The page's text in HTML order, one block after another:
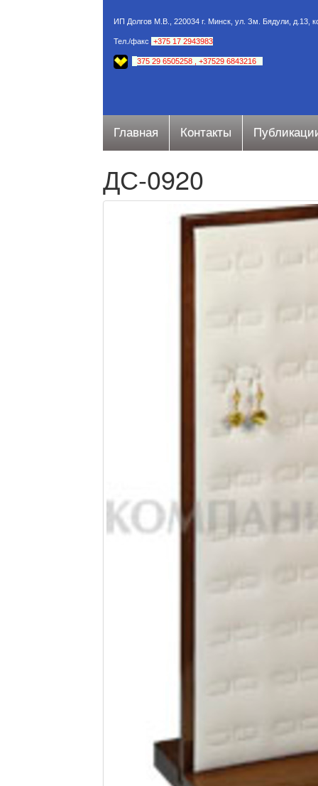
ИП Долгов М.В., 220034 г. Минск, ул. Зм. Бядули, д.13,
Тел./факс +375 17 2943983
375 29 6505258 +37529 6843216
Главная Контакты
ДС-0920